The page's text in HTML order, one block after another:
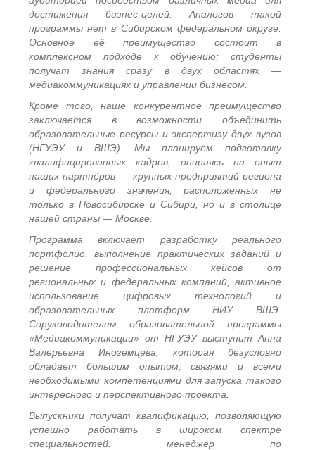
достижения бизнес-целей. Аналогов такой
программы нет в Сибирском федеральном округе.
Основное её преимущество состоит в
комплексном подходе к обучению: студенты
получат знания сразу в двух областях —
медиакоммуникациях и управлении бизнесом.
Кроме того, наше конкурентное преимущество
заключается в возможности объединить
образовательные ресурсы и экспертизу двух вузов
(НГУЭУ и ВШЭ). Мы планируем подготовку
квалифицированных кадров, опираясь на опыт
наших партнёров — крупных предприятий региона
и федерального значения, расположенных не
только в Новосибирске и Сибири, но и в столице
нашей страны — Москве.
Программа включает разработку реального
портфолио, выполнение практических заданий и
решение профессиональных кейсов от
региональных и федеральных компаний, активное
использование цифровых технологий и
образовательных платформ НИУ ВШЭ.
Соруководителем образовательной программы
«Медиакоммуникации» от НГУЭУ выступит Анна
Валерьевна Иноземцева, которая безусловно
обладает большим опытом, связями и всеми
необходимыми компетенциями для запуска такого
интересного и перспективного проекта.
Выпускники получат квалификацию, позволяющую
успешно работать в широком спектре
специальностей: менеджер по